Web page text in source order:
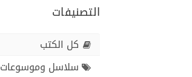
التصنيفات
كل الكتب
سلاسل وموسوعات